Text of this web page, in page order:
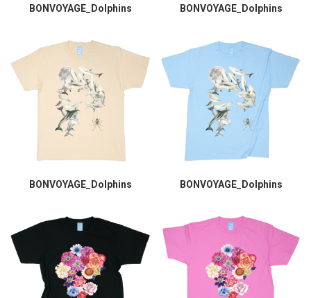
BONVOYAGE_Dolphins BONVOYAGE_Dolphins
BONVOYAGE_Dolphins BONVOYAGE_Dolphins